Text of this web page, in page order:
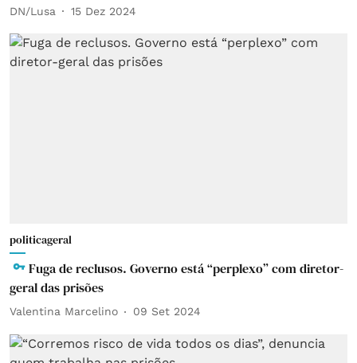
DN/Lusa 15 Dez 2024
politicageral
Fuga de reclusos. Governo está “perplexo” com diretor-
geral das prisões
Valentina Marcelino 09 Set 2024